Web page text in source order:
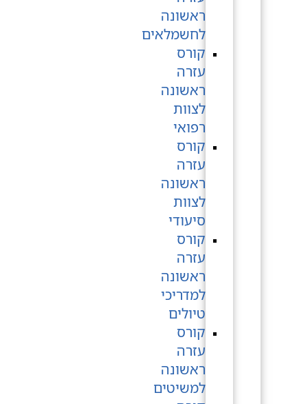
ראשונה
לחשמלאים
קורס
עזרה
ראשונה
לצוות
רפואי
קורס
עזרה
ראשונה
לצוות
סיעודי
קורס
עזרה
ראשונה
למדריכי
טיולים
קורס
עזרה
ראשונה
למשיטים